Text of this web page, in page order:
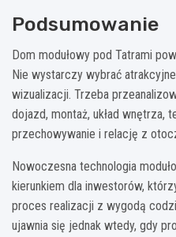
Podsumowanie
Dom modułowy pod Tatrami
Nie wystarczy wybrać
wizualizacji. Trzeba
dojazd, montaż, układ wnętrza,
przechowywanie i relację z
Nowoczesna technologia
kierunkiem dla inwestorów,
proces realizacji z wygodą
ujawnia się jednak wtedy, gdy